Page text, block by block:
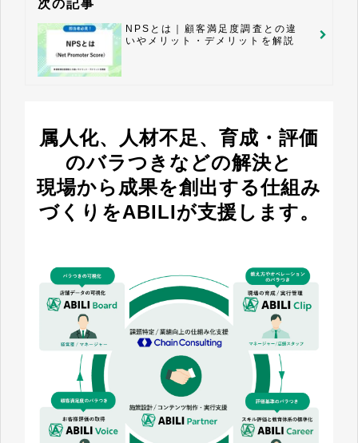
次の記事
NPSとは｜顧客満足度調査との違
いやメリット・デメリットを解説
属人化、人材不足、育成・評価
のバラつきなどの解決と
現場から成果を創出する仕組み
づくりをABILIが支援します。